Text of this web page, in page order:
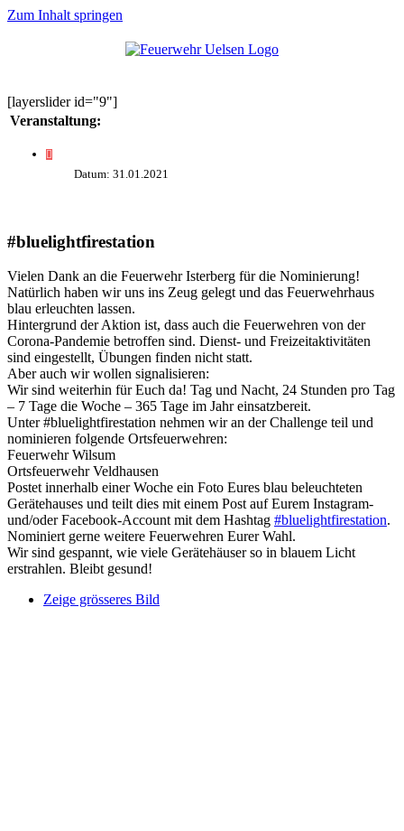
Zum Inhalt springen
[layerslider id="9"]
Veranstaltung:
Datum: 31.01.2021
#bluelightfirestation
Vielen Dank an die Feuerwehr Isterberg für die Nominierung!
Natürlich haben wir uns ins Zeug gelegt und das Feuerwehrhaus
blau erleuchten lassen.
Hintergrund der Aktion ist, dass auch die Feuerwehren von der
Corona-Pandemie betroffen sind. Dienst- und Freizeitaktivitäten
sind eingestellt, Übungen finden nicht statt.
Aber auch wir wollen signalisieren:
Wir sind weiterhin für Euch da! Tag und Nacht, 24 Stunden pro Tag
– 7 Tage die Woche – 365 Tage im Jahr einsatzbereit.
Unter #bluelightfirestation nehmen wir an der Challenge teil und
nominieren folgende Ortsfeuerwehren:
Feuerwehr Wilsum
Ortsfeuerwehr Veldhausen
Postet innerhalb einer Woche ein Foto Eures blau beleuchteten
Gerätehauses und teilt dies mit einem Post auf Eurem Instagram-
und/oder Facebook-Account mit dem Hashtag #bluelightfirestation.
Nominiert gerne weitere Feuerwehren Eurer Wahl.
Wir sind gespannt, wie viele Gerätehäuser so in blauem Licht
erstrahlen. Bleibt gesund!
Zeige grösseres Bild